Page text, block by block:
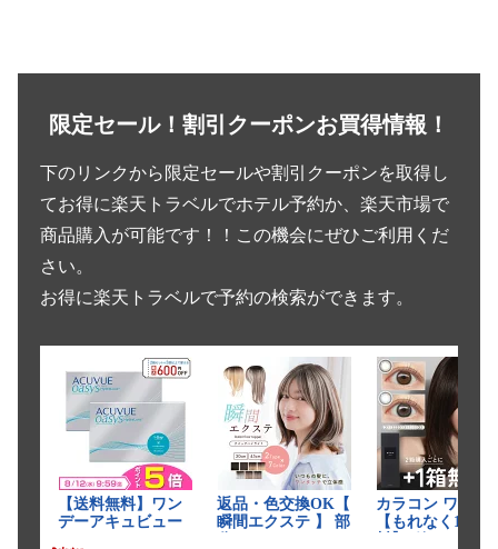
限定セール！割引クーポンお買得情報！
下のリンクから限定セールや割引クーポンを取得し
てお得に楽天トラベルでホテル予約か、楽天市場で
商品購入が可能です！！この機会にぜひご利用くだ
さい。
お得に楽天トラベルで予約の検索ができます。